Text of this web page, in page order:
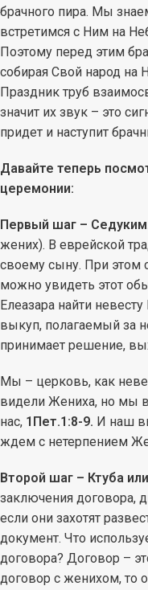
брачного пира. Мы
встретимся с Ним на
Поэтому перед этим
собирая Свой народ на
Праздник труб
значит их звук – это
придет и наступит
Давайте теперь
церемонии:
Первый шаг –
жених). В еврейской
своему сыну. При этом
можно увидеть этот
Елеазара найти
выкуп, полагаемый за
принимает решение,
Мы – церковь, как
видели Жениха, но мы
нас, 1Пет.1:8-9. И наш
ждем с нетерпением
Второй шаг – Ктуба
заключения договора,
если они захотят
документ. Что
договора? Договор –
договор с женихом, то